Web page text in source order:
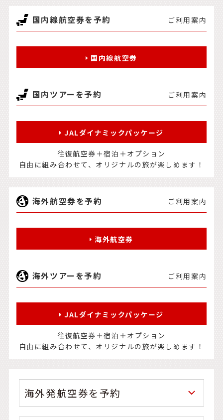
国内線航空券を予約 ご利用案内
国内線航空券
国内ツアーを予約 ご利用案内
JALダイナミックパッケージ
往復航空券＋宿泊＋オプション
自由に組み合わせて、オリジナルの旅が楽しめます！
海外航空券を予約 ご利用案内
海外航空券
海外ツアーを予約 ご利用案内
JALダイナミックパッケージ
往復航空券＋宿泊＋オプション
自由に組み合わせて、オリジナルの旅が楽しめます！
海外発航空券を予約